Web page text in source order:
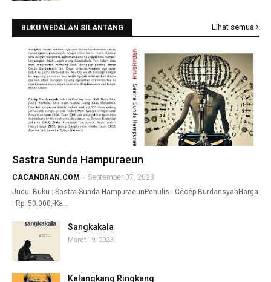
BUKU WEDALAN SILANTANG Lihat semua
Sastra Sunda Hampuraeun
CACANDRAN.COM - September 07, 2023
Judul Buku : Sastra Sunda HampuraeunPenulis : Cécép BurdansyahHarga
: Rp. 50.000,-Ka…
Sangkakala
Maret 19, 2023
Kalangkang Ringkang